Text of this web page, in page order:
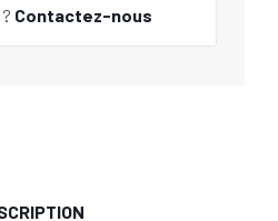
Contactez-nous